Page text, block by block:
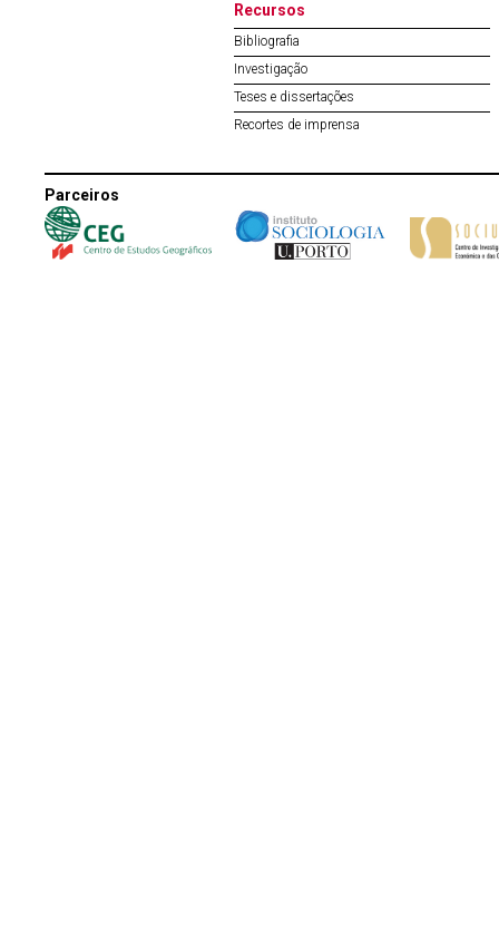
Recursos
Bibliografia
Investigação
Teses e dissertações
Recortes de imprensa
Parceiros